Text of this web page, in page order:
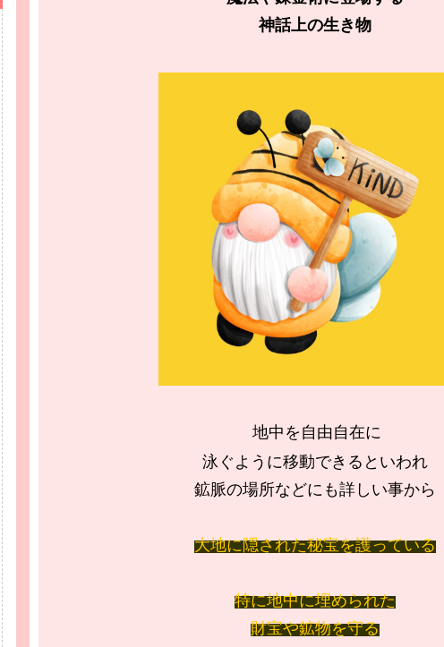
神話上の生き物
地中を自由自在に
泳ぐように移動できるといわれ
鉱脈の場所などにも詳しい事から
大地に隠された秘宝を護っている
特に地中に埋められた
財宝や鉱物を守る